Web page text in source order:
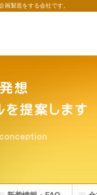
画製造をする会社です。